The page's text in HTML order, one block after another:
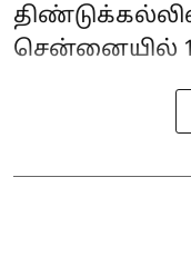
சென்னையில்